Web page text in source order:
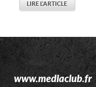
LIRE L'ARTICLE
www.mediaclub.fr